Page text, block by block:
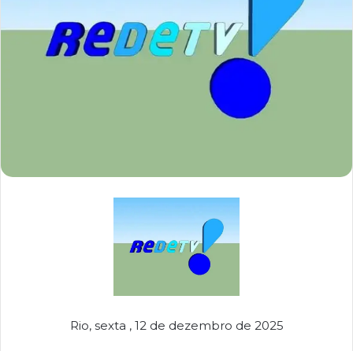
Rio, sexta , 12 de dezembro de 2025